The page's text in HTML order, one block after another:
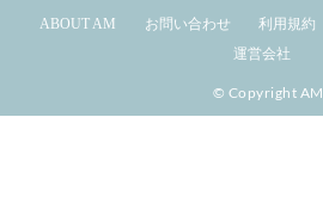
ABOUT AM お問い合わせ 利用規約
運営会社
© Copyright AM